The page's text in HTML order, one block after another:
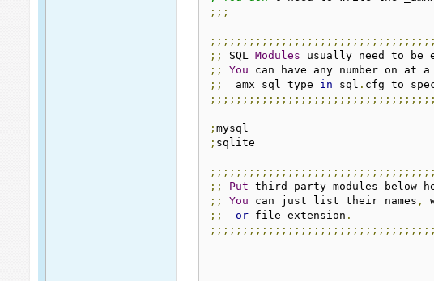
;;;
;;
SQL Modules usually need to be
;;
You can have any number on at
;;
  amx_sql_type
in sql . cfg to
;
; sqlite
;;
Put third party modules below
;;
You can just list their names ,
;;
or file extension .